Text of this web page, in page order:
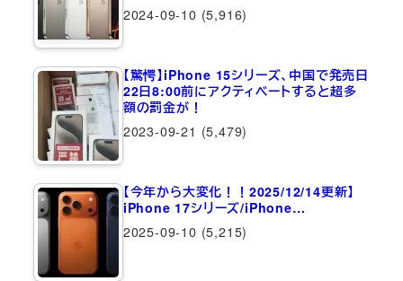
2024-09-10 (5,916)
【驚愕】iPhone 15シリーズ、中国で発売日
22日8:00前にアクティベートすると超多
額の罰金が！
2023-09-21 (5,479)
【今年から大変化！！2025/12/14更新】
iPhone 17シリーズ/iPhone…
2025-09-10 (5,215)